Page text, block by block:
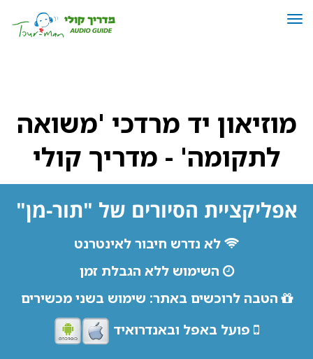
תפריט
מוזיאון יד מרדכי 'משואה
לתקומה' - מדריך קולי
אפליקציית הסיורים של "תור-מן"
לא נדרש חיבור לאינטרנט
השימוש ללא הגבלת זמן
הטבה לרוכשים באתר: שימוש בשני מכשירים
פועל באפל ובאנדרואיד